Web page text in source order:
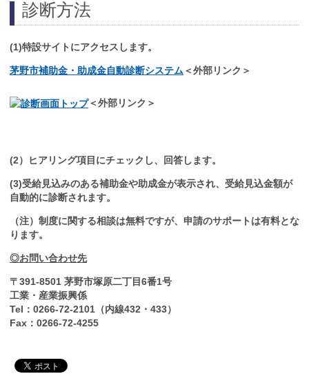
診断方法
(1)特設サイトにアクセスします。
茅野市補助金・助成金自動診断システム ＜外部リンク＞
＜外部リンク＞
(2）ヒアリング項目にチェックし、回答します。
(3)受給見込みのある補助金や助成金が表示され、受給見込金額が
自動的に診断されます。
（注）制度に関する相談は無料ですが、申請のサポートは有料とな
ります。
◎お問い合わせ先
〒391-8501 茅野市塚原二丁目6番1号
工業・産業振興係
Tel：0266-72-2101（内線432・433）
Fax：0266-72-4255